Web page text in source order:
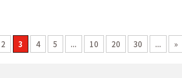
2 3 4 5 ... 10 20 30 ... »